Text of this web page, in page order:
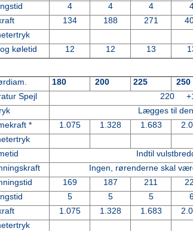
4 4 4
134 188 271
køletid
12 12 13
180 200 225 250
Spejl
220
Lægges til
*
1.075 1.328 1.683
Indtil
Ingen, rørenderne skal
169 187 211
5 5 5
1.075 1.328 1.683